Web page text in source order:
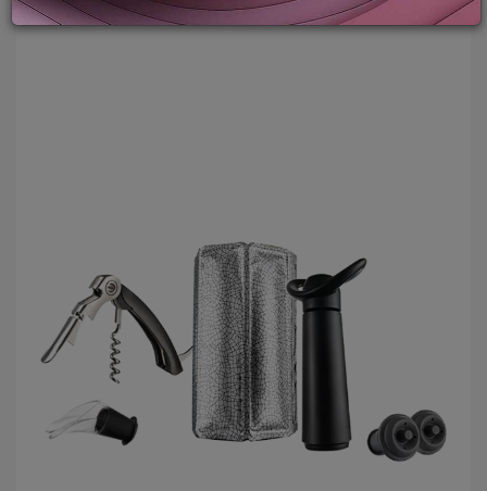
GIFT